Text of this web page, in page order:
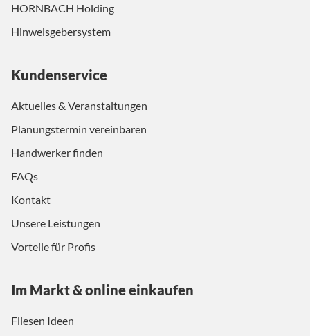
HORNBACH Holding
Hinweisgebersystem
Kundenservice
Aktuelles & Veranstaltungen
Planungstermin vereinbaren
Handwerker finden
FAQs
Kontakt
Unsere Leistungen
Vorteile für Profis
Im Markt & online einkaufen
Fliesen Ideen